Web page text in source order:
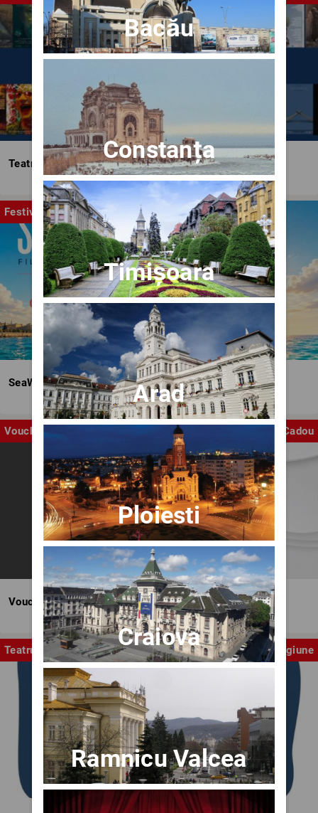
Teatrul Bulandra
Festival
SeaWave Film & Arts Festival editia IV
Voucher Cadou
Voucher BILET.ro
Teatrul Mic Stagiune
Bacău
Constanța
Timișoara
Arad
Ploiesti
Craiova
Ramnicu Valcea